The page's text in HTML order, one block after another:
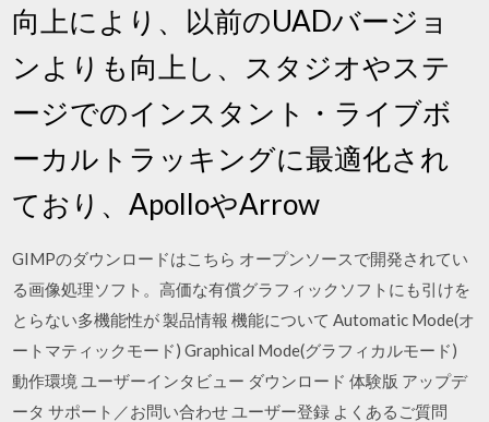
向上により、以前のUADバージョ
ンよりも向上し、スタジオやステ
ージでのインスタント・ライブボ
ーカルトラッキングに最適化され
ており、ApolloやArrow
GIMPのダウンロードはこちら オープンソースで開発されてい
る画像処理ソフト。高価な有償グラフィックソフトにも引けを
とらない多機能性が 製品情報 機能について Automatic Mode(オ
ートマティックモード) Graphical Mode(グラフィカルモード)
動作環境 ユーザーインタビュー ダウンロード 体験版 アップデ
ータ サポート／お問い合わせ ユーザー登録 よくあるご質問